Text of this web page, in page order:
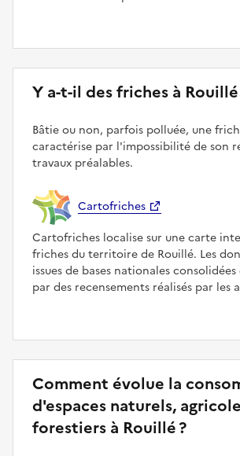
Y a-t-il des friches à Rouillé
Bâtie ou non, parfois polluée, une
caractérise par l'impossibilité de son
travaux préalables.
Cartofriches
Cartofriches localise sur une carte
friches du territoire de Rouillé. Les
issues de bases nationales
par des recensements réalisés par les
Comment évolue la
d'espaces naturels,
forestiers à Rouillé ?